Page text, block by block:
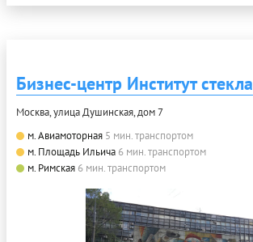
Бизнес-центр Институт стекла
Москва, улица Душинская, дом 7
м. Авиамоторная 5 мин. транспортом
м. Площадь Ильича 6 мин. транспортом
м. Римская 6 мин. транспортом